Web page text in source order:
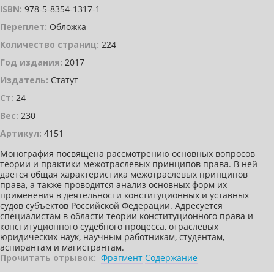
ISBN: 978-5-8354-1317-1
Переплет: Обложка
Количество страниц: 224
Год издания: 2017
Издатель: Статут
Ст: 24
Вес: 230
Артикул: 4151
Монография посвящена рассмотрению основных вопросов
теории и практики межотраслевых принципов права. В ней
дается общая характеристика межотраслевых принципов
права, а также проводится анализ основных форм их
применения в деятельности конституционных и уставных
судов субъектов Российской Федерации. Адресуется
специалистам в области теории конституционного права и
конституционного судебного процесса, отраслевых
юридических наук, научным работникам, студентам,
аспирантам и магистрантам.
Прочитать отрывок: Фрагмент Содержание